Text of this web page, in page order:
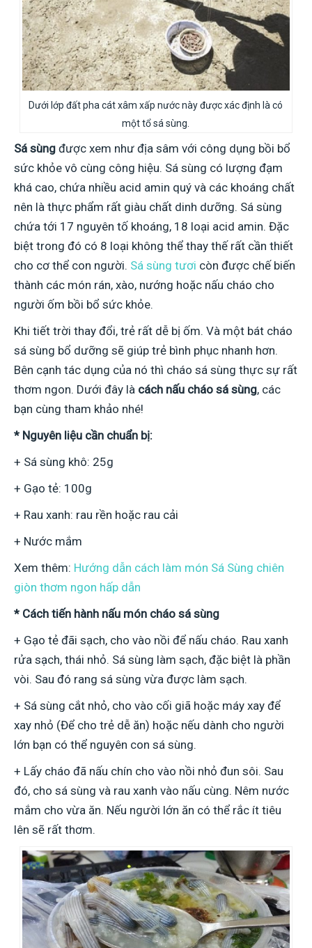
Dưới lớp đất pha cát xâm xấp nước này được xác định là có
một tổ sá sùng.
Sá sùng được xem như địa sâm với công dụng bồi bổ
sức khỏe vô cùng công hiệu. Sá sùng có lượng đạm
khá cao, chứa nhiều acid amin quý và các khoáng chất
nên là thực phẩm rất giàu chất dinh dưỡng. Sá sùng
chứa tới 17 nguyên tố khoáng, 18 loại acid amin. Đặc
biệt trong đó có 8 loại không thể thay thế rất cần thiết
cho cơ thể con người. Sá sùng tươi còn được chế biến
thành các món rán, xào, nướng hoặc nấu cháo cho
người ốm bồi bổ sức khỏe.
Khi tiết trời thay đổi, trẻ rất dễ bị ốm. Và một bát cháo
sá sùng bổ dưỡng sẽ giúp trẻ bình phục nhanh hơn.
Bên cạnh tác dụng của nó thì cháo sá sùng thực sự rất
thơm ngon. Dưới đây là cách nấu cháo sá sùng, các
bạn cùng tham khảo nhé!
* Nguyên liệu cần chuẩn bị:
+ Sá sùng khô: 25g
+ Gạo tẻ: 100g
+ Rau xanh: rau rền hoặc rau cải
+ Nước mắm
Xem thêm: Hướng dẫn cách làm món Sá Sùng chiên
giòn thơm ngon hấp dẫn
* Cách tiến hành nấu món cháo sá sùng
+ Gạo tẻ đãi sạch, cho vào nồi để nấu cháo. Rau xanh
rửa sạch, thái nhỏ. Sá sùng làm sạch, đặc biệt là phần
vòi. Sau đó rang sá sùng vừa được làm sạch.
+ Sá sùng cắt nhỏ, cho vào cối giã hoặc máy xay để
xay nhỏ (Để cho trẻ dễ ăn) hoặc nếu dành cho người
lớn bạn có thể nguyên con sá sùng.
+ Lấy cháo đã nấu chín cho vào nồi nhỏ đun sôi. Sau
đó, cho sá sùng và rau xanh vào nấu cùng. Nêm nước
mắm cho vừa ăn. Nếu người lớn ăn có thể rắc ít tiêu
lên sẽ rất thơm.